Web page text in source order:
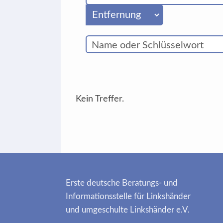
Kein Treffer.
Erste deutsche Beratungs- und
Informationsstelle für Linkshänder
und umgeschulte Linkshänder e.V.